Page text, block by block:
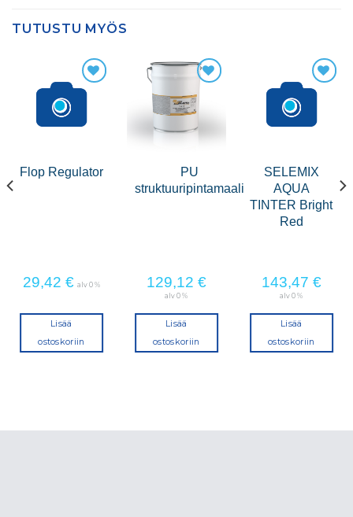
TUTUSTU MYÖS
Flop Regulator
29,42 € alv 0 %
Lisää
ostoskoriin
PU
struktuuripintamaali
129,12 €
alv 0 %
Lisää
ostoskoriin
SELEMIX
AQUA
TINTER Bright
Red
143,47 €
alv 0 %
Lisää
ostoskoriin